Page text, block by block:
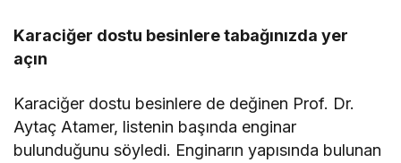
Karaciğer dostu besinlere tabağınızda yer
açın
Karaciğer dostu besinlere de değinen Prof. Dr.
Aytaç Atamer, listenin başında enginar
bulunduğunu söyledi. Enginarın yapısında bulunan